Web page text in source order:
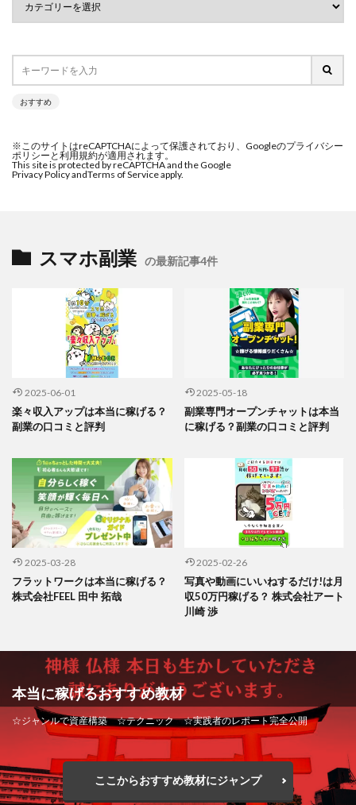
おすすめ
※このサイトはreCAPTCHAによって保護されており、Googleのプライバシー
ポリシーと利用規約が適用されます。
This site is protected by reCAPTCHA and the Google
Privacy Policy andTerms of Service apply.
スマホ副業 の最新記事4件
2025-06-01
楽々収入アップは本当に稼げる？
副業の口コミと評判
2025-05-18
副業専門オープンチャットは本当
に稼げる？副業の口コミと評判
2025-03-28
フラットワークは本当に稼げる？
株式会社FEEL 田中 拓哉
2025-02-26
写真や動画にいいねするだけ!は月
収50万円稼げる？ 株式会社アート
川崎 渉
本当に稼げるおすすめ教材
☆ジャンルで資産構築 ☆テクニック ☆実践者のレポート完全公開
ここからおすすめ教材にジャンプ